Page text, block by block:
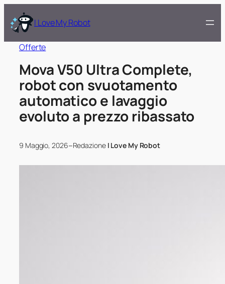
I Love My Robot
Offerte
Mova V50 Ultra Complete,
robot con svuotamento
automatico e lavaggio
evoluto a prezzo ribassato
9 Maggio, 2026–Redazione I Love My Robot